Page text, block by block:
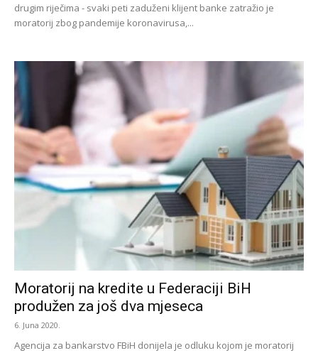
drugim riječima - svaki peti zaduženi klijent banke zatražio je
moratorij zbog pandemije koronavirusa,...
Moratorij na kredite u Federaciji BiH
produžen za još dva mjeseca
6. Juna 2020.
Agencija za bankarstvo FBiH donijela je odluku kojom je moratorij